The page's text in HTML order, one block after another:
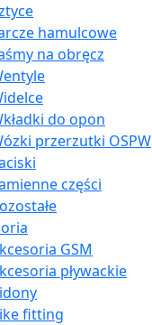
hamulcowe
na obręcz
do opon
przerzutki OSPW
części
GSM
pływackie
fitting